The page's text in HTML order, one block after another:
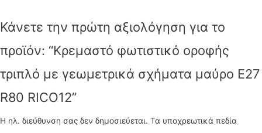
Κάνετε την πρώτη αξιολόγηση για το
προϊόν: “Κρεμαστό φωτιστικό οροφής
τριπλό με γεωμετρικά σχήματα μαύρο E27
R80 RICO12”
Η ηλ. διεύθυνση σας δεν δημοσιεύεται. Τα υποχρεωτικά πεδία